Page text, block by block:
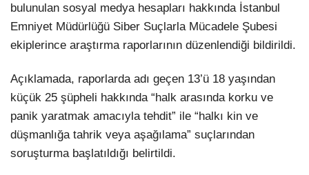
bulunulan sosyal medya hesapları hakkında İstanbul
Emniyet Müdürlüğü Siber Suçlarla Mücadele Şubesi
ekiplerince araştırma raporlarının düzenlendiği bildirildi.
Açıklamada, raporlarda adı geçen 13’ü 18 yaşından
küçük 25 şüpheli hakkında “halk arasında korku ve
panik yaratmak amacıyla tehdit” ile “halkı kin ve
düşmanlığa tahrik veya aşağılama” suçlarından
soruşturma başlatıldığı belirtildi.